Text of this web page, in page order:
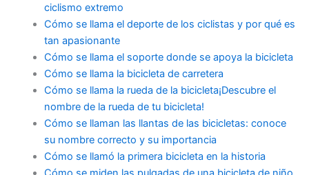
ciclismo extremo
Cómo se llama el deporte de los ciclistas y por qué es
tan apasionante
Cómo se llama el soporte donde se apoya la bicicleta
Cómo se llama la bicicleta de carretera
Cómo se llama la rueda de la bicicleta¡Descubre el
nombre de la rueda de tu bicicleta!
Cómo se llaman las llantas de las bicicletas: conoce
su nombre correcto y su importancia
Cómo se llamó la primera bicicleta en la historia